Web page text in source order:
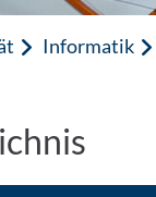
Informatik